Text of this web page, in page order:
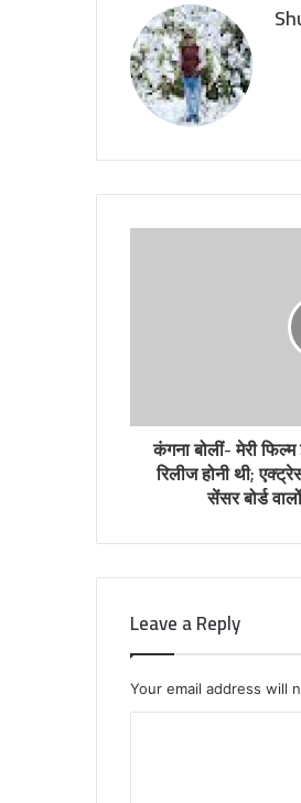
कंगना बोलीं- मेरी
रिलीज होनी थी;
सेंसर बोर्ड
Leave a Reply
Your email address will